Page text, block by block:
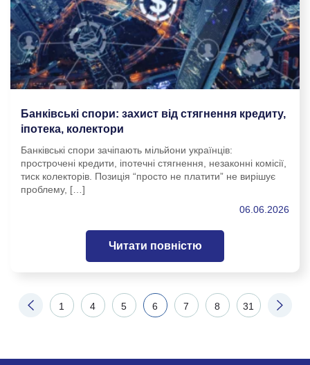
Банківські спори: захист від стягнення кредиту,
іпотека, колектори
Банківські спори зачіпають мільйони українців:
прострочені кредити, іпотечні стягнення, незаконні комісії,
тиск колекторів. Позиція “просто не платити” не вирішує
проблему, […]
06.06.2026
Читати повністю
1 4 5 6 7 8 31